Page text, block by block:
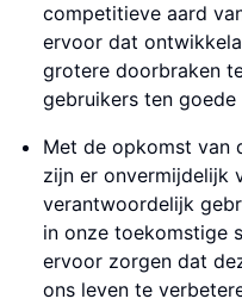
competitieve aard
ervoor dat
grotere doorbraken
gebruikers ten goede
Met de opkomst van
zijn er onvermijdelijk
verantwoordelijk
in onze toekomstige
ervoor zorgen dat
ons leven te